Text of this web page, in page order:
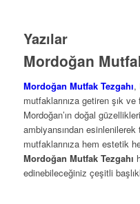
Yazılar
Mordoğan
Mordoğan Mutfak Tezgahı,
mutfaklarınıza getiren şık
Mordoğan’ın doğal
ambiyansından
mutfaklarınıza hem estetik
Mordoğan Mutfak Tezgahı
edinebileceğiniz çeşitli